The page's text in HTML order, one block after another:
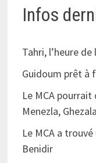
Infos
Tahri, l’heure
Guidoum prêt à
Le MCA pourrait
Menezla,
Le MCA a
Benidir